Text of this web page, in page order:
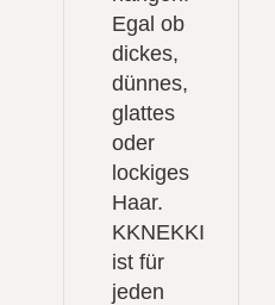
Egal ob
dickes,
dünnes,
glattes
oder
lockiges
Haar.
KKNEKKI
ist für
jeden